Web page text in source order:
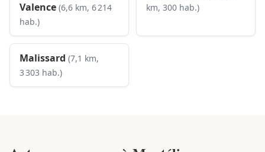
Valence (6,6 km, 6 214
hab.)
km, 300 hab.)
Malissard (7,1 km,
3 303 hab.)